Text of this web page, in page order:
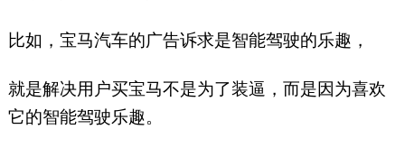
比如，宝马汽车的广告诉求是智能驾驶的乐趣，
就是解决用户买宝马不是为了装逼，而是因为喜欢
它的智能驾驶乐趣。